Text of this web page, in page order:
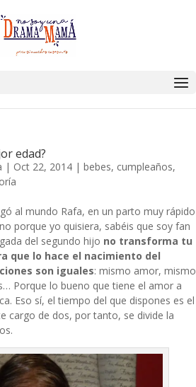
edad?
| Oct 22, 2014 | bebes, cumpleaños,
al mundo Rafa, en un parto muy rápido
porque yo quisiera, sabéis que soy fan
del segundo hijo no transforma tu
que lo hace el nacimiento del
son iguales: mismo amor, mismo
Porque lo bueno que tiene el amor a
Eso sí, el tiempo del que dispones es el
cargo de dos, por tanto, se divide la